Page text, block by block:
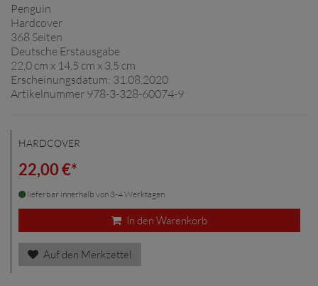
Penguin
Hardcover
368 Seiten
Deutsche Erstausgabe
22,0 cm x 14,5 cm x 3,5 cm
Erscheinungsdatum: 31.08.2020
Artikelnummer 978-3-328-60074-9
HARDCOVER
22,00 €*
lieferbar innerhalb von 3-4 Werktagen
In den Warenkorb
Auf den Merkzettel